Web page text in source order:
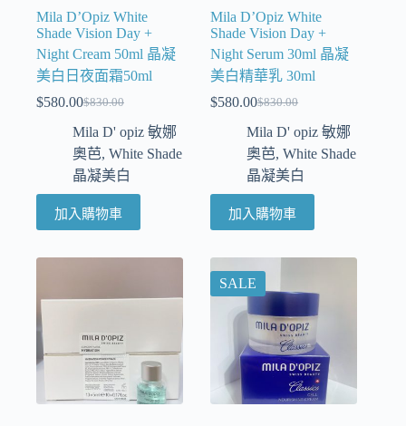
Mila D’Opiz White
Shade Vision Day +
Night Cream 50ml 晶凝
美白日夜面霜50ml
$830.00
$580.00
Mila D' opiz 敏娜
奧芭, White Shade
晶凝美白
加入購物車
Mila D’Opiz White
Shade Vision Day +
Night Serum 30ml 晶凝
美白精華乳 30ml
$830.00
$580.00
Mila D' opiz 敏娜
奧芭,White Shade
晶凝美白
加入購物車
SALE